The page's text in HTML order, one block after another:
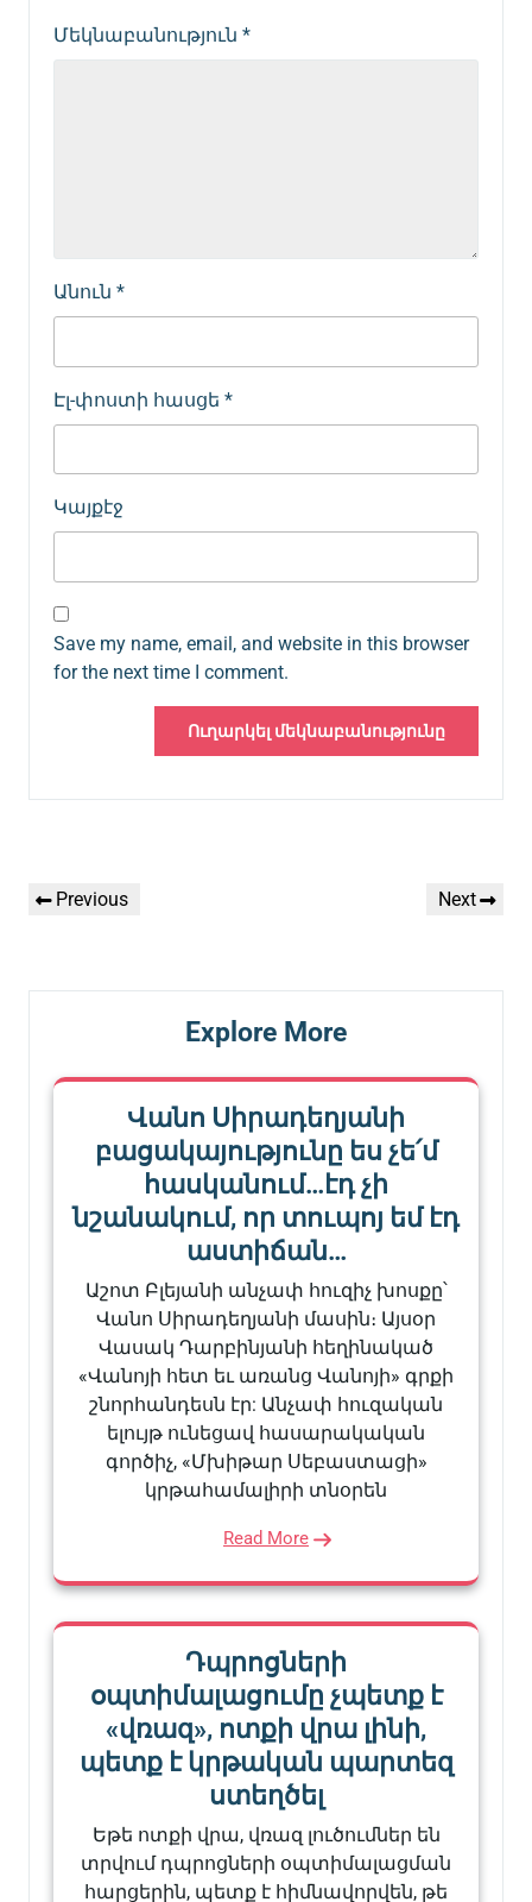
Մեկնաբանություն *
Անուն *
Էլ-փոստի հասցե *
Կայքէջ
Save my name, email, and website in this browser
for the next time I comment.
նավարկումը
Previous
Previous
Next
Next
Explore More
Վանո Սիրադեղյանի
բացակայությունը ես չե՛մ
հասկանում…էդ չի
նշանակում, որ տուպոյ եմ էդ
աստիճան…
Աշոտ Բլեյանի անչափ հուզիչ խոսքը՝
Վանո Սիրադեղյանի մասին։ Այսօր
Վասակ Դարբինյանի հեղինակած
«Վանոյի հետ եւ առանց Վանոյի» գրքի
շնորհանդեսն էր: Անչափ հուզական
ելույթ ունեցավ հասարակական
գործիչ, «Մխիթար Սեբաստացի»
կրթահամալիրի տնօրեն
Read More
Դպրոցների
օպտիմալացումը չպետք է
«վռազ», ոտքի վրա լինի,
պետք է կրթական պարտեզ
ստեղծել
Եթե ոտքի վրա, վռազ լուծումներ են
տրվում դպրոցների օպտիմալացման
հարցերին, պետք է հիմնավորվեն, թե